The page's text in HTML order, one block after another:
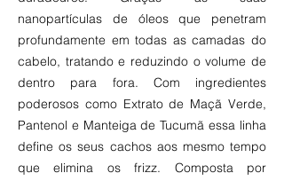
nanopartículas de óleos que penetram
profundamente em todas as camadas do
cabelo, tratando e reduzindo o volume de
dentro para fora. Com ingredientes
poderosos como Extrato de Maçã Verde,
Pantenol e Manteiga de Tucumã essa linha
define os seus cachos aos mesmo tempo
que elimina os frizz. Composta por